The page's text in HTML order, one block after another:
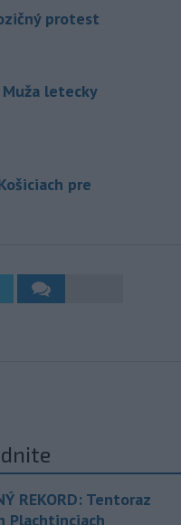
protest
Muža letecky
pre
REKORD: Tentoraz
Plachtinciach